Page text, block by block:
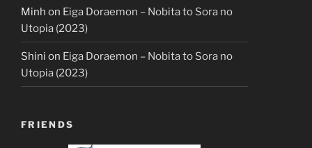
Minh on Eiga Doraemon – Nobita to Sora no
Utopia (2023)
Shini on Eiga Doraemon – Nobita to Sora no
Utopia (2023)
FRIENDS